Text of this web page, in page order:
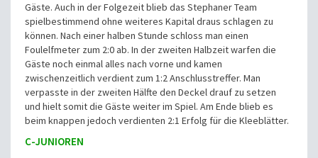
Gäste. Auch in der Folgezeit blieb das Stephaner Team
spielbestimmend ohne weiteres Kapital draus schlagen zu
können. Nach einer halben Stunde schloss man einen
Foulelfmeter zum 2:0 ab. In der zweiten Halbzeit warfen die
Gäste noch einmal alles nach vorne und kamen
zwischenzeitlich verdient zum 1:2 Anschlusstreffer. Man
verpasste in der zweiten Hälfte den Deckel drauf zu setzen
und hielt somit die Gäste weiter im Spiel. Am Ende blieb es
beim knappen jedoch verdienten 2:1 Erfolg für die Kleeblätter.
C-JUNIOREN